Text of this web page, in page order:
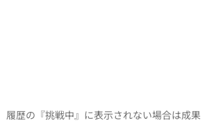
履歴の『挑戦中』に表示されない場合は成果